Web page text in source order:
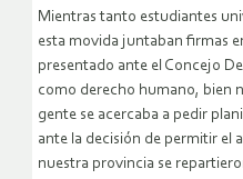
Mientras tanto estudiantes
esta movida juntaban firmas
presentado ante el Concejo
como derecho humano, bien
gente se acercaba a pedir
ante la decisión de permitir el
nuestra provincia se